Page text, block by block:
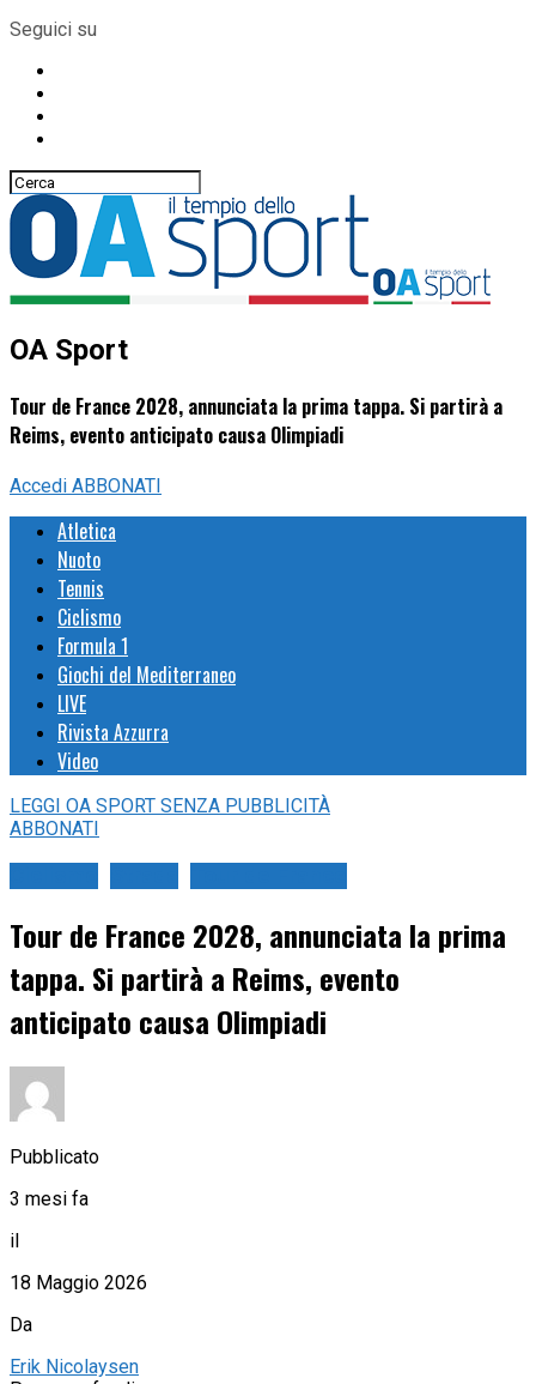
Seguici su
OA Sport
Tour de France 2028, annunciata la prima tappa. Si partirà a
Reims, evento anticipato causa Olimpiadi
Accedi ABBONATI
Atletica
Nuoto
Tennis
Ciclismo
Formula 1
Giochi del Mediterraneo
LIVE
Rivista Azzurra
Video
LEGGI OA SPORT SENZA PUBBLICITÀ
ABBONATI
Tour de France 2028, annunciata la prima
tappa. Si partirà a Reims, evento
anticipato causa Olimpiadi
Pubblicato
3 mesi fa
il
18 Maggio 2026
Da
Erik Nicolaysen